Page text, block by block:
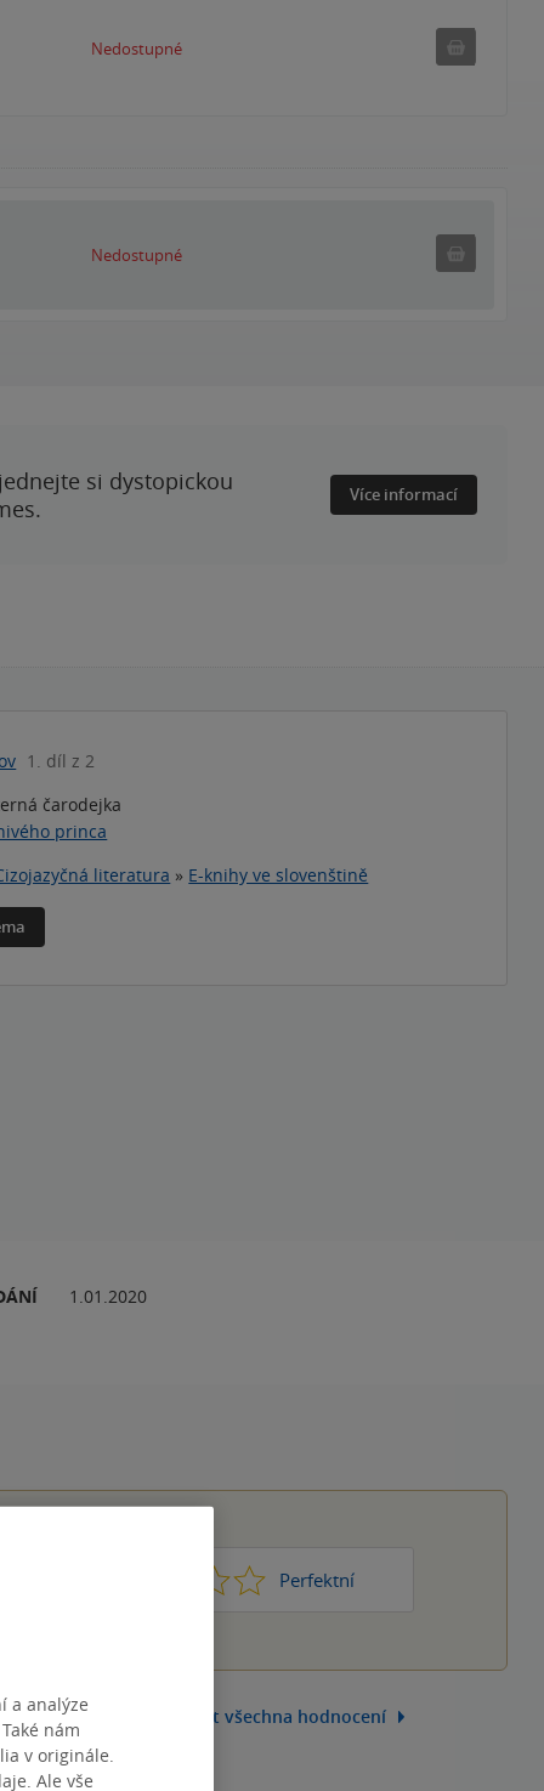
Nedostupné
Nedostupné Nedostupné
si dystopickou
Více informací
1. díl z 2
čarodejka
princa
literatura » E-knihy ve slovenštině
1.01.2020
Perfektní
Zobrazit všechna hodnocení
a analýze
nám
v originále.
Ale vše